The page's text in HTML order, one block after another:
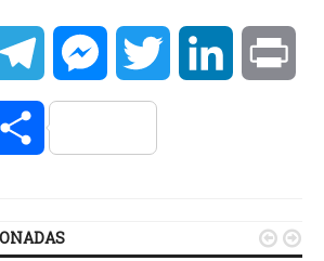
TelegramMessengerTwitter LinkedIn
Compartilhar
 